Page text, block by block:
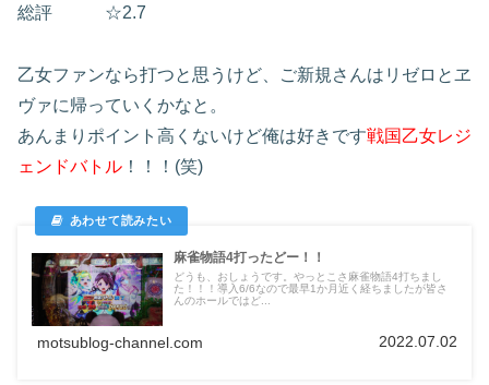
総評 ☆2.7
乙女ファンなら打つと思うけど、ご新規さんはリゼロとヱ
ヴァに帰っていくかなと。
あんまりポイント高くないけど俺は好きです戦国乙女レジ
ェンドバトル ！！！(笑)
麻雀物語4打ったどー！！
どうも、おしょうです。やっとこさ麻雀物語4打ちまし
た！！！導入6/6なので最早1か月近く経ちましたが皆さ
んのホールではど...
motsublog-channel.com 2022.07.02